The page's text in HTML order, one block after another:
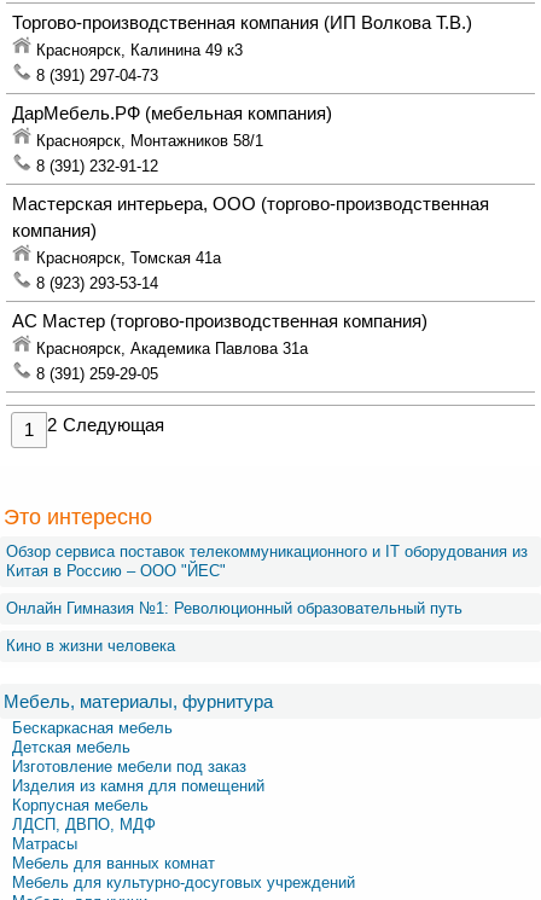
Торгово-производственная компания (ИП Волкова Т.В.)
Красноярск, Калинина 49 к3
8 (391) 297-04-73
ДарМебель.РФ (мебельная компания)
Красноярск, Монтажников 58/1
8 (391) 232-91-12
Мастерская интерьера, ООО (торгово-производственная
компания)
Красноярск, Томская 41а
8 (923) 293-53-14
АС Мастер (торгово-производственная компания)
Красноярск, Академика Павлова 31а
8 (391) 259-29-05
1 2 Следующая
Это интересно
Обзор сервиса поставок телекоммуникационного и IT оборудования из
Китая в Россию – OOO "ЙЕС"
Онлайн Гимназия №1: Революционный образовательный путь
Кино в жизни человека
Мебель, материалы, фурнитура
Бескаркасная мебель
Детская мебель
Изготовление мебели под заказ
Изделия из камня для помещений
Корпусная мебель
ЛДСП, ДВПО, МДФ
Матрасы
Мебель для ванных комнат
Мебель для культурно-досуговых учреждений